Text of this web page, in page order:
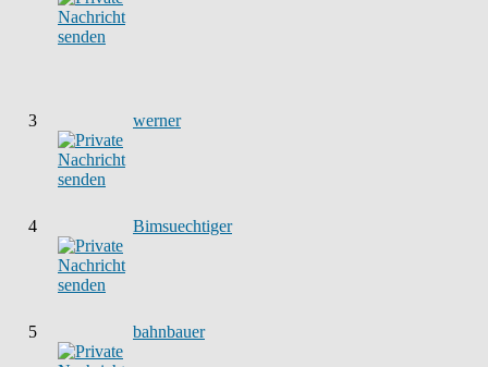
3 werner
4 Bimsuechtiger
5 bahnbauer